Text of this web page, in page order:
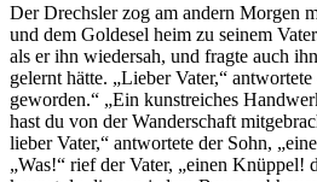
Der Drechsler zog am andern Morgen
und dem Goldesel heim zu seinem
als er ihn wiedersah, und fragte auch
gelernt hätte. „Lieber Vater,“
geworden.“ „Ein kunstreiches
hast du von der Wanderschaft
lieber Vater,“ antwortete der Sohn,
„Was!“ rief der Vater, „einen Knüppel!